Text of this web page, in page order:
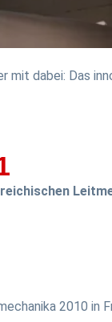
mit dabei: Das
2010 in